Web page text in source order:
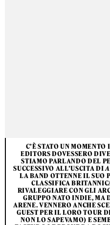
C’È STATO UN
EDITORS DOVESSERO
STIAMO PARLANDO DEL
SUCCESSIVO ALL’USCITA DI
LA BAND OTTENNE IL SUO
CLASSIFICA
RIVALEGGIARE CON GLI
GRUPPO NATO INDIE, MA
ARENE. VENNERO ANCHE
GUEST PER IL LORO TOUR
NON LO SAPEVAMO) E